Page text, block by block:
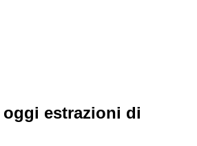
estrazioni di